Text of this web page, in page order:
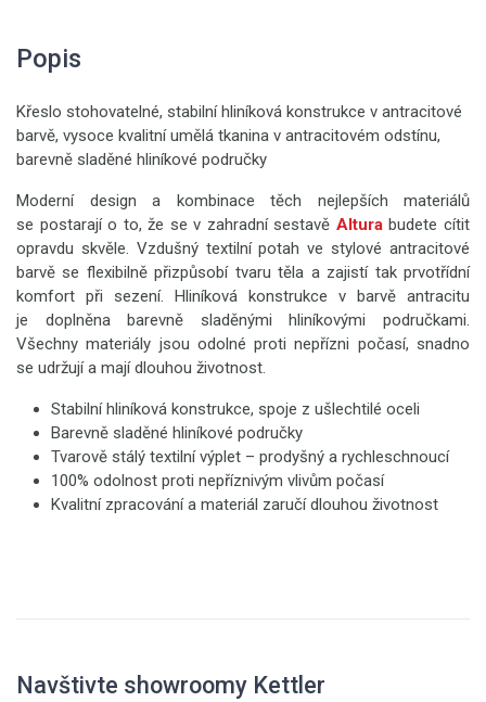
Popis
Křeslo stohovatelné, stabilní hliníková konstrukce v antracitové
barvě, vysoce kvalitní umělá tkanina v antracitovém odstínu,
barevně sladěné hliníkové područky
Moderní design a kombinace těch nejlepších materiálů
se postarají o to, že se v zahradní sestavě Alturabudete cítit
opravdu skvěle. Vzdušný textilní potah ve stylové antracitové
barvě se flexibilně přizpůsobí tvaru těla a zajistí tak prvotřídní
komfort při sezení. Hliníková konstrukce v barvě antracitu
je doplněna barevně sladěnými hliníkovými područkami.
Všechny materiály jsou odolné proti nepřízni počasí, snadno
se udržují a mají dlouhou životnost.
Stabilní hliníková konstrukce, spoje z ušlechtilé oceli
Barevně sladěné hliníkové područky
Tvarově stálý textilní výplet – prodyšný a rychleschnoucí
100% odolnost proti nepříznivým vlivům počasí
Kvalitní zpracování a materiál zaručí dlouhou životnost
Navštivte showroomy Kettler